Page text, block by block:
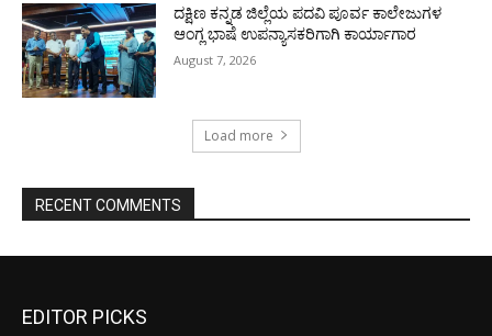
ದಕ್ಷಿಣ ಕನ್ನಡ ಜಿಲ್ಲೆಯ ಪದವಿ ಪೂರ್ವ ಕಾಲೇಜುಗಳ
ಆಂಗ್ಲ ಭಾಷೆ ಉಪನ್ಯಾಸಕರಿಗಾಗಿ ಕಾರ್ಯಾಗಾರ
August 7, 2026
Load more
RECENT COMMENTS
EDITOR PICKS